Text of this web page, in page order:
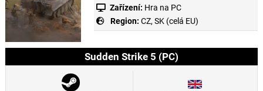
Zařízení: Hra na PC
Region: CZ, SK (celá EU)
Sudden Strike 5 (PC)